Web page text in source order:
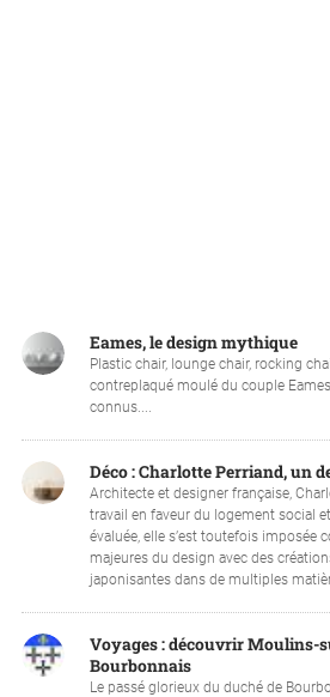
Eames, le design mythique
Plastic chair, lounge chair, rocking
contreplaqué moulé du couple
connus....
Déco : Charlotte Perriand, un
Architecte et designer française,
travail en faveur du logement social
évaluée, elle s’est toutefois imposée
majeures du design avec des
japonisantes dans de multiples
Voyages : découvrir Moulins-
Bourbonnais
Le passé glorieux du duché de